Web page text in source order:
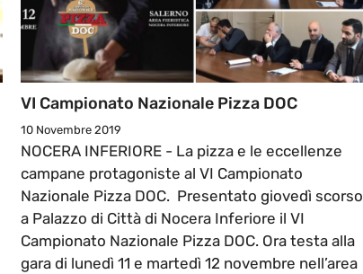
VI Campionato Nazionale Pizza DOC
10 Novembre 2019
NOCERA INFERIORE - La pizza e le eccellenze
campane protagoniste al VI Campionato
Nazionale Pizza DOC. Presentato giovedì scorso
a Palazzo di Città di Nocera Inferiore il VI
Campionato Nazionale Pizza DOC. Ora testa alla
gara di lunedì 11 e martedì 12 novembre nell’area